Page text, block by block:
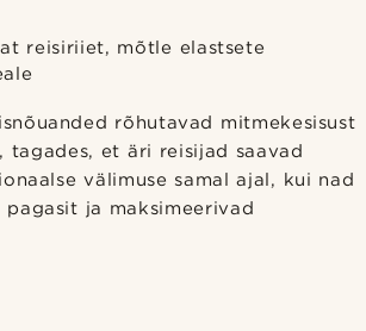
reisiriiet, mõtle elastsete
rõhutavad mitmekesisust
tagades, et äri reisijad saavad
välimuse samal ajal, kui nad
pagasit ja maksimeerivad